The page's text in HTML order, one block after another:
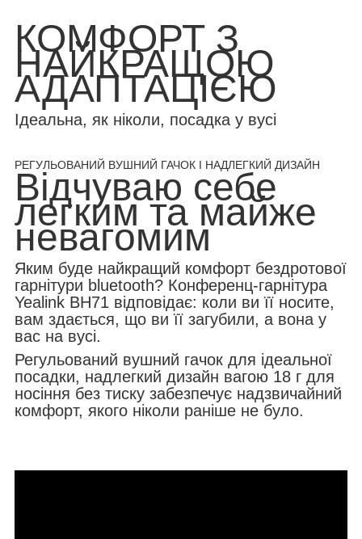
КОМФОРТ З
НАЙКРАЩОЮ
АДАПТАЦІЄЮ
Ідеальна, як ніколи, посадка у вусі
РЕГУЛЬОВАНИЙ ВУШНИЙ ГАЧОК І НАДЛЕГКИЙ ДИЗАЙН
Відчуваю себе
легким та майже
невагомим
Яким буде найкращий комфорт бездротової
гарнітури bluetooth? Конференц-гарнітура
Yealink BH71 відповідає: коли ви її носите,
вам здається, що ви її загубили, а вона у
вас на вусі.
Регульований вушний гачок для ідеальної
посадки, надлегкий дизайн вагою 18 г для
носіння без тиску забезпечує надзвичайний
комфорт, якого ніколи раніше не було.